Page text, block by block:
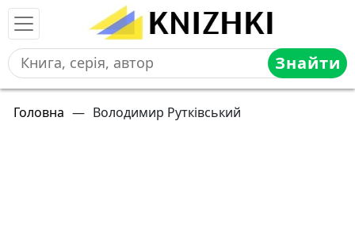
Знайти
Головна — Володимир Рутківський